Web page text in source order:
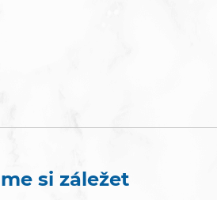
si záležet